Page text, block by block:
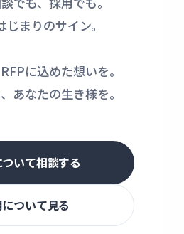
まりのサイン。
に込めた想いを。
あなたの生き様を。
いて相談する
ついて見る